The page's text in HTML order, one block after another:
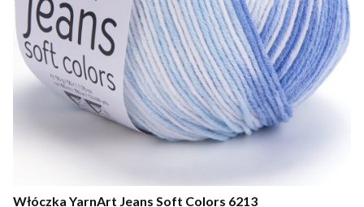
Włóczka YarnArt Jeans Soft Colors 6213